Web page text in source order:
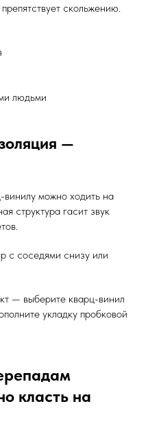
скольжению.
людьми
—
винилу можно ходить на
структура гасит звук
с соседями снизу или
— выберите кварц-винил
укладку пробковой
класть на